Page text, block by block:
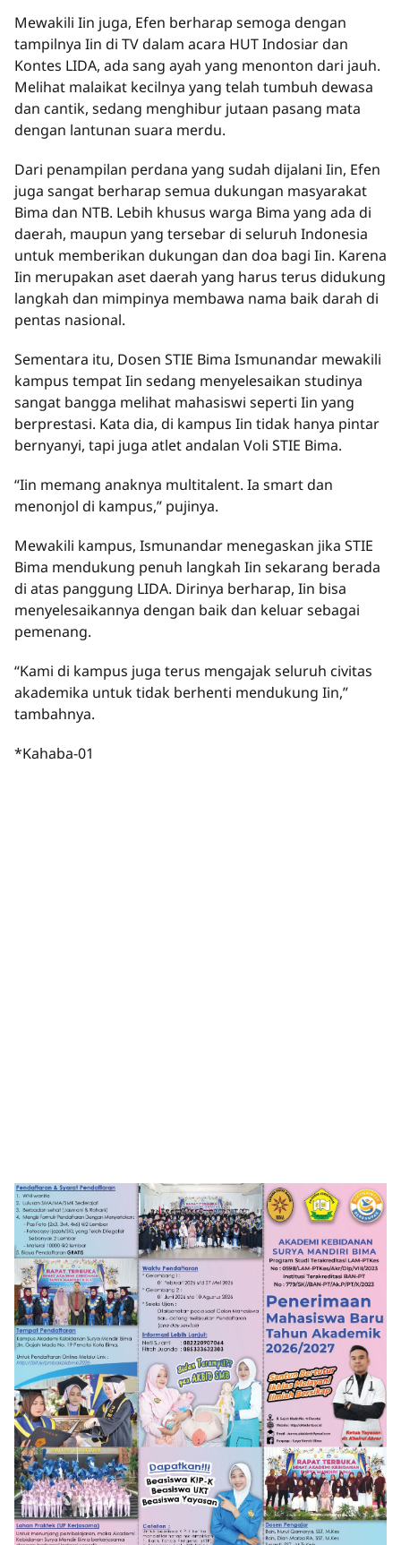
Mewakili Iin juga, Efen berharap semoga dengan
tampilnya Iin di TV dalam acara HUT Indosiar dan
Kontes LIDA, ada sang ayah yang menonton dari jauh.
Melihat malaikat kecilnya yang telah tumbuh dewasa
dan cantik, sedang menghibur jutaan pasang mata
dengan lantunan suara merdu.
Dari penampilan perdana yang sudah dijalani Iin, Efen
juga sangat berharap semua dukungan masyarakat
Bima dan NTB. Lebih khusus warga Bima yang ada di
daerah, maupun yang tersebar di seluruh Indonesia
untuk memberikan dukungan dan doa bagi Iin. Karena
Iin merupakan aset daerah yang harus terus didukung
langkah dan mimpinya membawa nama baik darah di
pentas nasional.
Sementara itu, Dosen STIE Bima Ismunandar mewakili
kampus tempat Iin sedang menyelesaikan studinya
sangat bangga melihat mahasiswi seperti Iin yang
berprestasi. Kata dia, di kampus Iin tidak hanya pintar
bernyanyi, tapi juga atlet andalan Voli STIE Bima.
“Iin memang anaknya multitalent. Ia smart dan
menonjol di kampus,” pujinya.
Mewakili kampus, Ismunandar menegaskan jika STIE
Bima mendukung penuh langkah Iin sekarang berada
di atas panggung LIDA. Dirinya berharap, Iin bisa
menyelesaikannya dengan baik dan keluar sebagai
pemenang.
“Kami di kampus juga terus mengajak seluruh civitas
akademika untuk tidak berhenti mendukung Iin,”
tambahnya.
*Kahaba-01